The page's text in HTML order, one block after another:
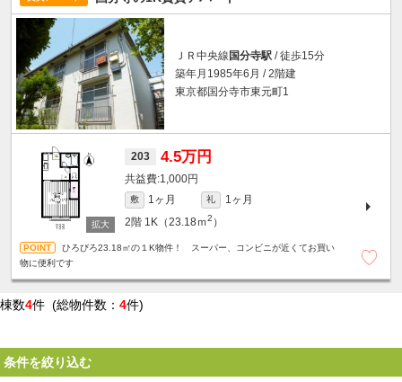
ＪＲ中央線 国分寺駅 / 徒歩15分
築年月1985年6月 / 2階建
東京都国分寺市東元町1
203 4.5万円
1,000円
敷 1ヶ月 礼
1ヶ月
2階 1K（23.18ｍ2 ）
ひろびろ23.18㎡の１K物件！ スーパー、コンビニが近くてお買い
物に便利です
棟数4件 (総物件数： 4件)
条件を絞り込む